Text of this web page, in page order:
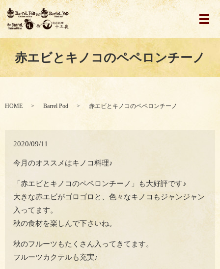
メ
赤エビとキノコのペペロンチーノ
HOME Barrel Pod 赤エビとキノコのペペロンチーノ
2020/09/11
今月のオススメはキノコ料理♪
「赤エビとキノコのペペロンチーノ」も大好評です♪
大きな赤エビがゴロゴロと、色々なキノコもジャンジャン
入ってます。
秋の食材を楽しんで下さいね。
秋のフルーツもたくさん入ってきてます。
フルーツカクテルも充実♪